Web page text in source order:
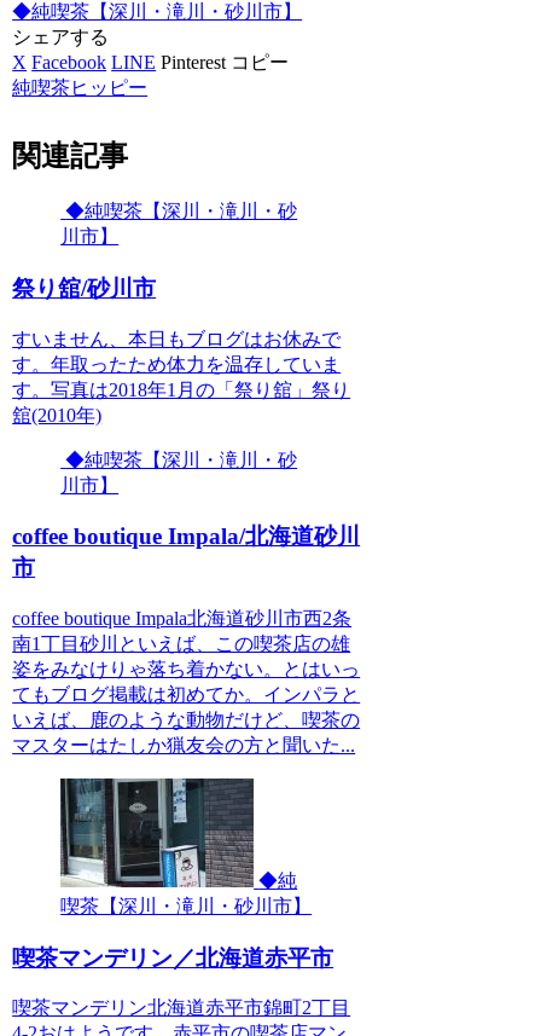
◆純喫茶【深川・滝川・砂川市】
シェアする
X Facebook LINE Pinterest コピー
純喫茶ヒッピー
関連記事
◆純喫茶【深川・滝川・砂
川市】
祭り舘/砂川市
すいません、本日もブログはお休みで
す。年取ったため体力を温存していま
す。写真は2018年1月の「祭り舘」祭り
舘(2010年)
◆純喫茶【深川・滝川・砂
川市】
coffee boutique Impala/北海道砂川
市
coffee boutique Impala北海道砂川市西2条
南1丁目砂川といえば、この喫茶店の雄
姿をみなけりゃ落ち着かない。とはいっ
てもブログ掲載は初めてか。インパラと
いえば、鹿のような動物だけど、喫茶の
マスターはたしか猟友会の方と聞いた...
◆純
喫茶【深川・滝川・砂川市】
喫茶マンデリン／北海道赤平市
喫茶マンデリン北海道赤平市錦町2丁目